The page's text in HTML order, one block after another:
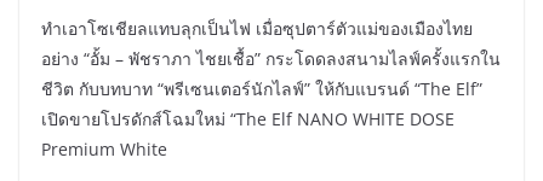
ทำเอาโซเชียลแทบลุกเป็นไฟ เมื่อซุปตาร์ตัวแม่ของเมืองไทย
อย่าง “อั้ม – พัชราภา ไชยเชื้อ” กระโดดลงสนามไลฟ์ครั้งแรกใน
ชีวิต กับบทบาท “พรีเซนเตอร์นักไลฟ์” ให้กับแบรนด์ “The Elf”
เปิดขายโปรดักส์โฉมใหม่ “The Elf NANO WHITE DOSE
Premium White